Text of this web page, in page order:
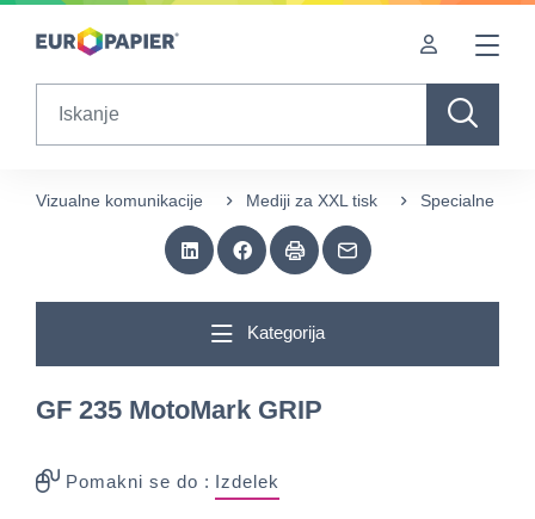
Table Of Content
Vizualne komunikacije Mediji za XXL tisk Specialne folije
Kategorija
GF 235 MotoMark GRIP
Pomakni se do : Izdelek